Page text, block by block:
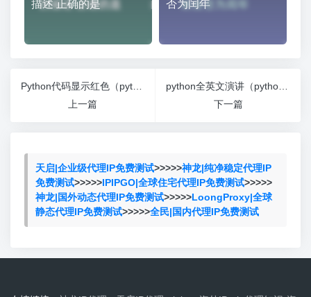
描述 正确的是
否为闰年
上一篇
下一篇
天启|企业级代理IP免费测试>>>>>神龙|纯净稳定代理IP
免费测试>>>>>IPIPGO|全球住宅代理IP免费测试>>>>>
神龙|国外动态代理IP免费测试>>>>>LoongProxy|全球
静态代理IP免费测试>>>>>全民|国内代理IP免费测试